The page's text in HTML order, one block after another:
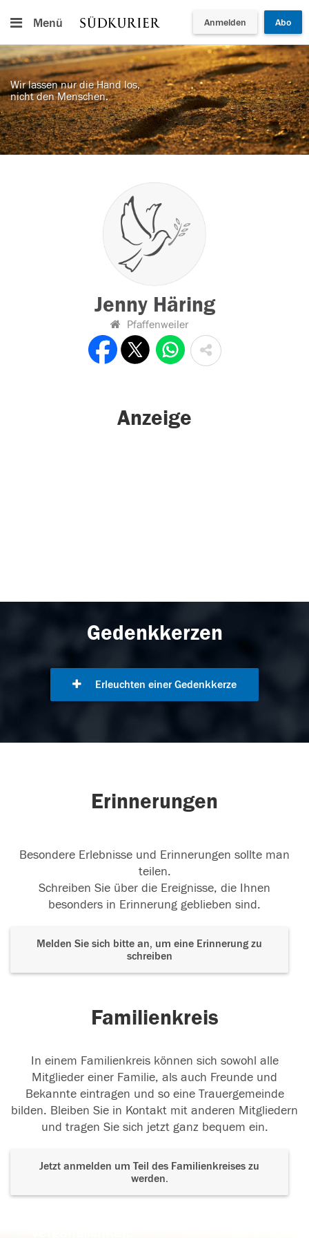
Menü Anmelden Abo
Wir lassen nur die Hand los,
nicht den Menschen.
Jenny Häring
Pfaffenweiler
Anzeige
Gedenkkerzen
Erleuchten einer Gedenkkerze
Erinnerungen
Besondere Erlebnisse und Erinnerungen sollte man
teilen.
Schreiben Sie über die Ereignisse, die Ihnen
besonders in Erinnerung geblieben sind.
Melden Sie sich bitte an, um eine Erinnerung zu
schreiben
Familienkreis
In einem Familienkreis können sich sowohl alle
Mitglieder einer Familie, als auch Freunde und
Bekannte eintragen und so eine Trauergemeinde
bilden. Bleiben Sie in Kontakt mit anderen Mitgliedern
und tragen Sie sich jetzt ganz bequem ein.
Jetzt anmelden um Teil des Familienkreises zu
werden.